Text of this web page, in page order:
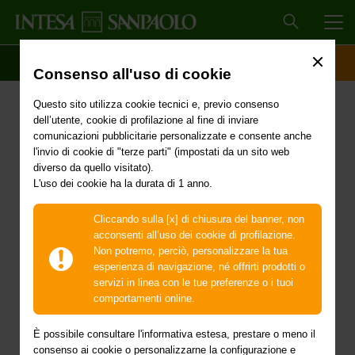
Consenso all'uso di cookie
Questo sito utilizza cookie tecnici e, previo consenso
dell’utente, cookie di profilazione al fine di inviare
comunicazioni pubblicitarie personalizzate e consente anche
l'invio di cookie di "terze parti" (impostati da un sito web
diverso da quello visitato).
L'uso dei cookie ha la durata di 1 anno.
Cliccando sulla [x] di chiusura del banner, non
acconsenti all’uso dei cookie di profilazione.
Non potremo, perciò, personalizzare la tua
esperienza di navigazione, né offrirti prodotti o
servizi in linea con le tue preferenze o i tuoi
comportamenti online.
È possibile consultare l'informativa estesa, prestare o meno il
consenso ai cookie o personalizzarne la configurazione e
Proroga dello Stato di
emergenza in
conseguenza dell'evento
sismico che ha colpito il
territorio dei comuni di
Zafferana Etnea,
Viagrande, Trecastagni,
Santa Veneria, Acireale,